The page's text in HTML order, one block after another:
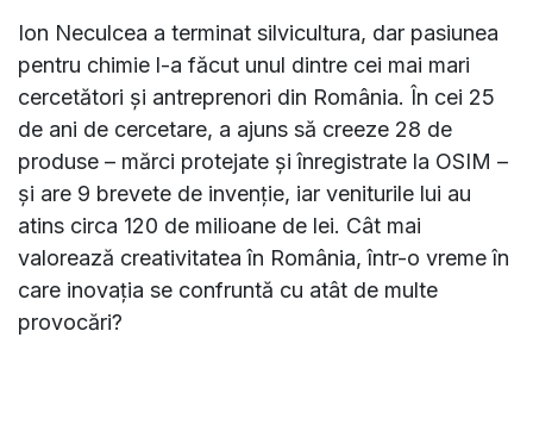
Ion Neculcea a terminat silvicultura, dar pasiunea
pentru chimie l-a făcut unul dintre cei mai mari
cercetători şi antreprenori din România. În cei 25
de ani de cercetare, a ajuns să creeze 28 de
produse – mărci protejate şi înregistrate la OSIM –
şi are 9 brevete de invenţie, iar veniturile lui au
atins circa 120 de milioane de lei. Cât mai
valorează creativitatea în România, într-o vreme în
care inovaţia se confruntă cu atât de multe
provocări?